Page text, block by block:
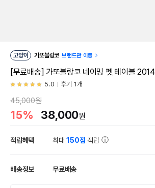
고양이 가또블랑코 브랜드관 이동
[무료배송] 가또블랑코 네이밍 펫 테이블 2014
5.0 후기 1개
45,000원
15% 38,000원
적립혜택 최대150점 적립
배송정보 무료배송